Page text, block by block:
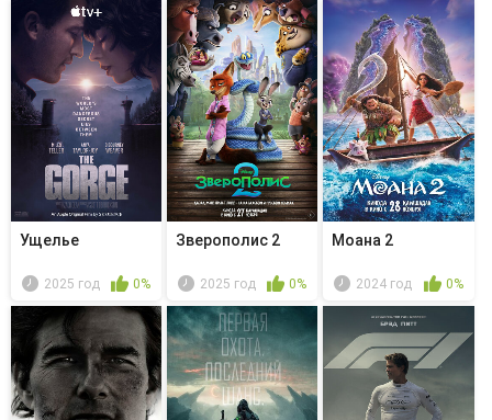
Ущелье
2025 год 0%
Зверополис 2
2025 год 0%
Моана 2
2024 год 0%